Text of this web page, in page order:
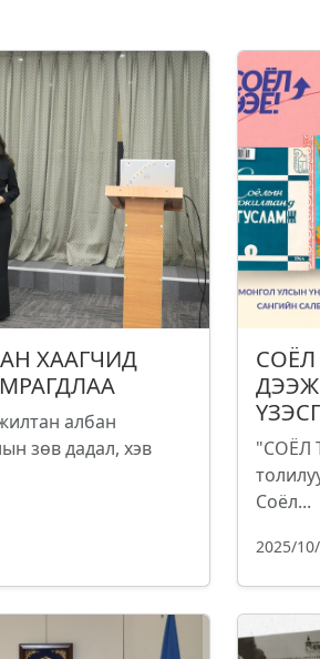
ХААГЧИД
албан
зөв дадал, хэв
"СОЁЛ
Соёл...
2025/